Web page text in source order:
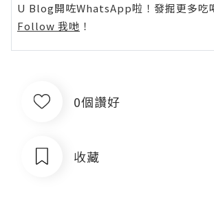
U Blog開咗WhatsApp啦！發掘更多吃
Follow 我哋 ！
0個讚好
收藏